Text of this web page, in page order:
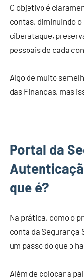
O objetivo é
contas, diminuindo o
ciberataque,
pessoais de cada
Algo de muito
das Finanças, mas
Portal da
que é?
Na prática, como o
conta da Segurança
um passo do que o
Além de colocar a